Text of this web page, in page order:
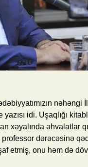
idi. Uşaqlığı
xəyalında
professor dərəcəsinə
etmiş, onu həm də